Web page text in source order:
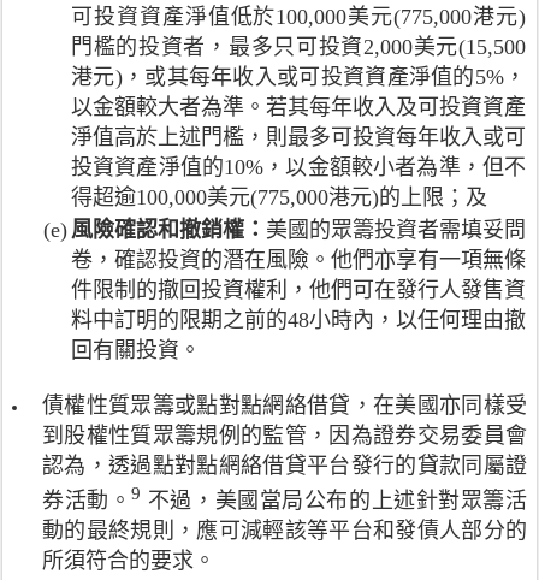
m
(
2
0
1
6
)
。
5
1
%
、
2
8
%
及
1
7
%
。
本
文
定
美
國
英
國
為
t
i
e
s
C
o
m
m
i
s
s
i
o
n
2
0
1
4
)
，
。
請
參
閱
F
i
n
a
n
c
i
a
l
S
r
v
e
s
D
符
號
代
表
證
券
交
易
委
員
會
在
2
5
年
1
月
公
可投資資產淨值低於100,000美元(775,000港元)
門檻的投資者，最多只可投資2,000美元(15,500
港元)，或其每年收入或可投資資產淨值的5%，
以金額較大者為準。若其每年收入及可投資資產
淨值高於上述門檻，則最多可投資每年收入或可
投資資產淨值的10%，以金額較小者為準，但不
得超逾100,000美元(775,000港元)的上限；及
(e) 風險確認和撤銷權： 美國的眾籌投資者需填妥問
卷，確認投資的潛在風險。他們亦享有一項無條
件限制的撤回投資權利，他們可在發行人發售資
料中訂明的限期之前的48小時內，以任何理由撤
回有關投資。
債權性質眾籌或點對點網絡借貸，在美國亦同樣受
到股權性質眾籌規例的監管，因為證券交易委員會
認為，透過點對點網絡借貸平台發行的貸款同屬證
券活動。9 註
釋
符
號
不過，美國當局公布的上述針對眾籌活
動的最終規則，應可減輕該等平台和發債人部分的
所須符合的要求。